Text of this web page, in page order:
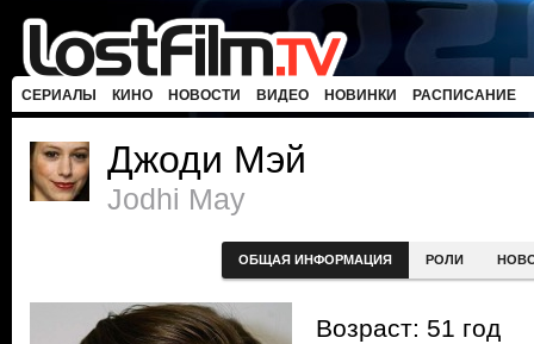
СЕРИАЛЫ КИНО НОВОСТИ ВИДЕО НОВИНКИ РАСПИСАНИЕ
Джоди Мэй
Jodhi May
ОБЩАЯ ИНФОРМАЦИЯ РОЛИ
Возраст: 51 год